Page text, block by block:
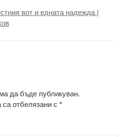
вот и едната надежда |
да бъде публикуван.
отбелязани с *